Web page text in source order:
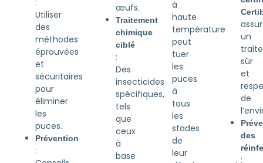
Utiliser
des
méthodes
éprouvées
et
sécuritaires
pour
éliminer
les
puces.
Prévention
:
œufs.
Traitement
chimique
ciblé
:
Des
insecticides
spécifiques,
tels
que
ceux
à
base
à
haute
température
peut
tuer
les
puces
à
tous
les
stades
de
leur
un
sûr
et
de
des
: